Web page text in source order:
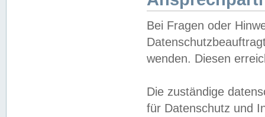
Bei Fragen oder
wenden. Diesen
Die zuständige
für Datenschutz und